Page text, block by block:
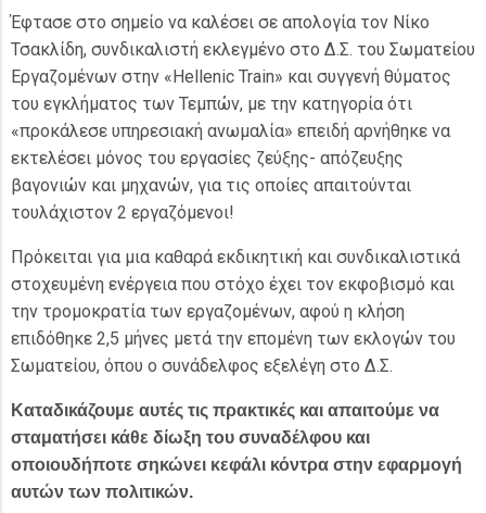
Έφτασε στο σημείο να καλέσει σε απολογία τον Νίκο
Τσακλίδη, συνδικαλιστή εκλεγμένο στο Δ.Σ. του Σωματείου
Εργαζομένων στην «Hellenic Train» και συγγενή θύματος
του εγκλήματος των Τεμπών, με την κατηγορία ότι
«προκάλεσε υπηρεσιακή ανωμαλία» επειδή αρνήθηκε να
εκτελέσει μόνος του εργασίες ζεύξης- απόζευξης
βαγονιών και μηχανών, για τις οποίες απαιτούνται
τουλάχιστον 2 εργαζόμενοι!
Πρόκειται για μια καθαρά εκδικητική και συνδικαλιστικά
στοχευμένη ενέργεια που στόχο έχει τον εκφοβισμό και
την τρομοκρατία των εργαζομένων, αφού η κλήση
επιδόθηκε 2,5 μήνες μετά την επομένη των εκλογών του
Σωματείου, όπου ο συνάδελφος εξελέγη στο Δ.Σ.
Καταδικάζουμε αυτές τις πρακτικές και απαιτούμε να
σταματήσει κάθε δίωξη του συναδέλφου και
οποιουδήποτε σηκώνει κεφάλι κόντρα στην εφαρμογή
αυτών των πολιτικών.